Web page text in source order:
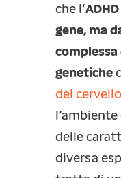
che l’
gene, ma
genetiche
del cervello
delle
diversa